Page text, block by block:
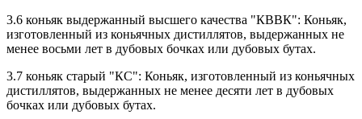
3.6 коньяк выдержанный высшего качества "КВВК": Коньяк,
изготовленный из коньячных дистиллятов, выдержанных не
менее восьми лет в дубовых бочках или дубовых бутах.
3.7 коньяк старый "КС": Коньяк, изготовленный из коньячных
дистиллятов, выдержанных не менее десяти лет в дубовых
бочках или дубовых бутах.